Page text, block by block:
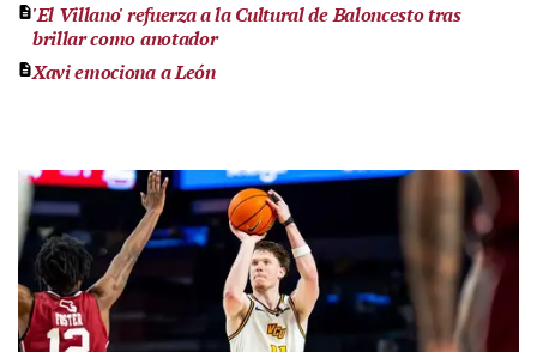
'El Villano' refuerza a la Cultural de Baloncesto tras
brillar como anotador
Xavi emociona a León